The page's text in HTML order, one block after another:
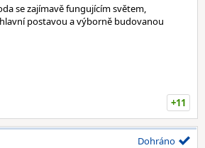
se zajímavě fungujícím světem,
postavou a výborně budovanou
+11
Dohráno